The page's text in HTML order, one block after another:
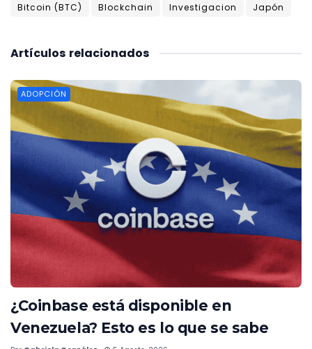
Bitcoin (BTC)
Blockchain Investigacion Japón
relacionados
Artículos
ADOPCIÓN
¿Coinbase está disponible en
Venezuela? Esto es lo que se sabe